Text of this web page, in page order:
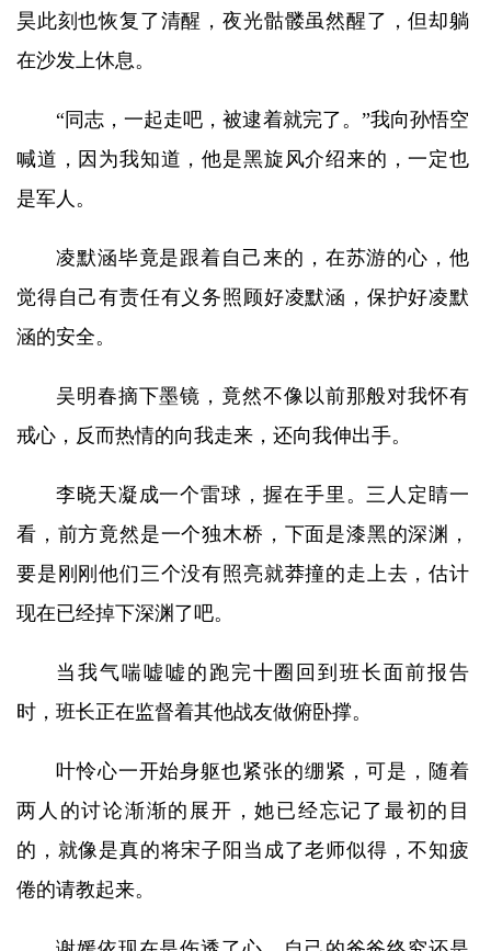
昊此刻也恢复了清醒，夜光骷髅虽然醒了，但却躺
在沙发上休息。
“同志，一起走吧，被逮着就完了。”我向孙悟空
喊道，因为我知道，他是黑旋风介绍来的，一定也
是军人。
凌默涵毕竟是跟着自己来的，在苏游的心，他
觉得自己有责任有义务照顾好凌默涵，保护好凌默
涵的安全。
吴明春摘下墨镜，竟然不像以前那般对我怀有
戒心，反而热情的向我走来，还向我伸出手。
李晓天凝成一个雷球，握在手里。三人定睛一
看，前方竟然是一个独木桥，下面是漆黑的深渊，
要是刚刚他们三个没有照亮就莽撞的走上去，估计
现在已经掉下深渊了吧。
当我气喘嘘嘘的跑完十圈回到班长面前报告
时，班长正在监督着其他战友做俯卧撑。
叶怜心一开始身躯也紧张的绷紧，可是，随着
两人的讨论渐渐的展开，她已经忘记了最初的目
的，就像是真的将宋子阳当成了老师似得，不知疲
倦的请教起来。